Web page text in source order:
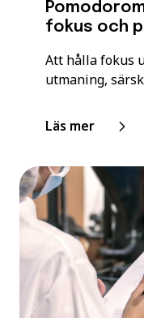
fokus och
Att hålla fokus
utmaning,
Läs mer